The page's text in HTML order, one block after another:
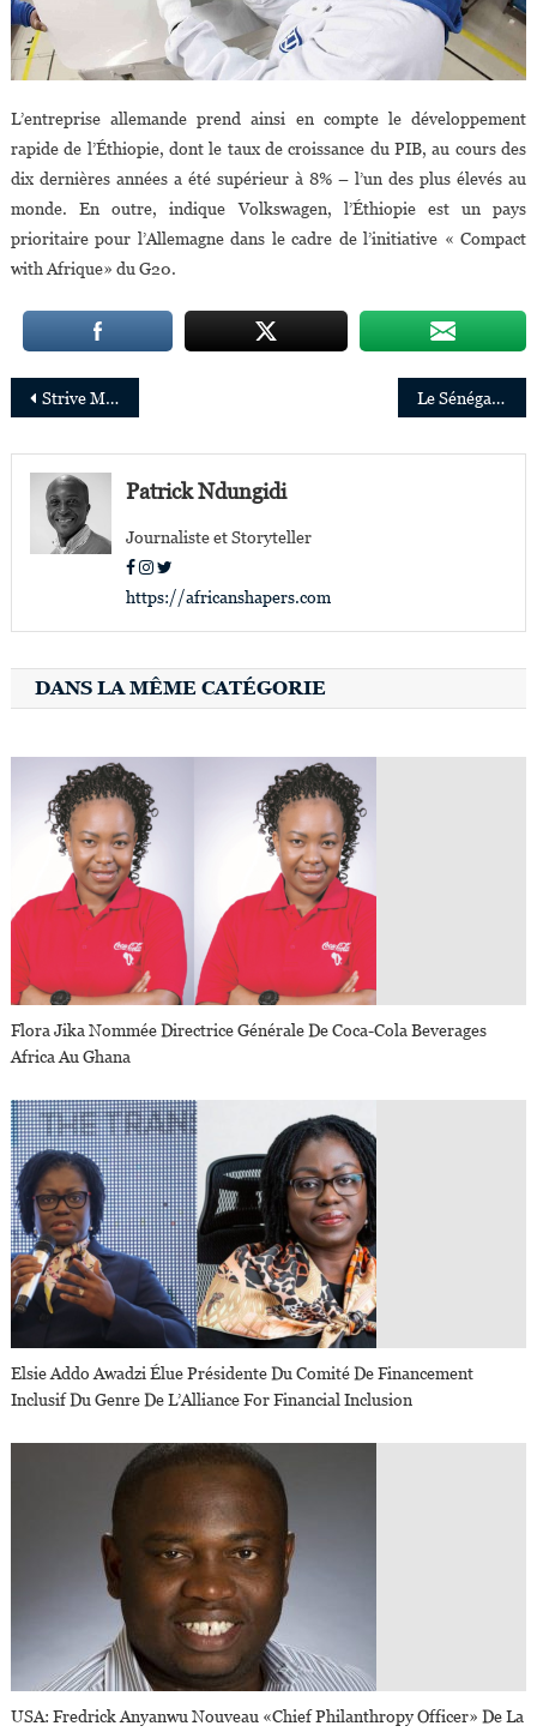
L’entreprise allemande prend ainsi en compte le développement
rapide de l’Éthiopie, dont le taux de croissance du PIB, au cours des
dix dernières années a été supérieur à 8% – l’un des plus élevés au
monde. En outre, indique Volkswagen, l’Éthiopie est un pays
prioritaire pour l’Allemagne dans le cadre de l’initiative « Compact
with Afrique» du G20.
Navigation
de
l’article
Strive Masiyiwa élu au conseil d’administration de la National Geographic Society Le Sénégal se dote du premier Airbus A330neo en Afrique
Patrick Ndungidi
Journaliste et Storyteller
https://africanshapers.com
DANS LA MÊME CATÉGORIE
Flora Jika Nommée Directrice Générale De Coca-Cola Beverages
Africa Au Ghana
Elsie Addo Awadzi Élue Présidente Du Comité De Financement
Inclusif Du Genre De L’Alliance For Financial Inclusion
USA: Fredrick Anyanwu Nouveau «Chief Philanthropy Officer» De La